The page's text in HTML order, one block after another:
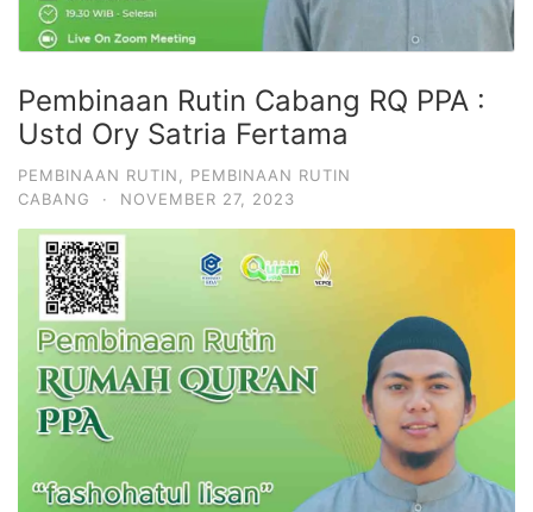
Pembinaan Rutin Cabang RQ PPA :
Ustd Ory Satria Fertama
PEMBINAAN RUTIN
PEMBINAAN RUTIN
CABANG
· NOVEMBER 27, 2023